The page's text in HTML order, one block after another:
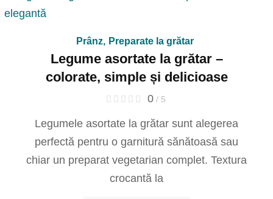
Prânz, Preparate la grătar
Legume asortate la grătar –
colorate, simple și delicioase
0/ 5
Legumele asortate la grătar sunt alegerea
perfectă pentru o garnitură sănătoasă sau
chiar un preparat vegetarian complet. Textura
crocantă la